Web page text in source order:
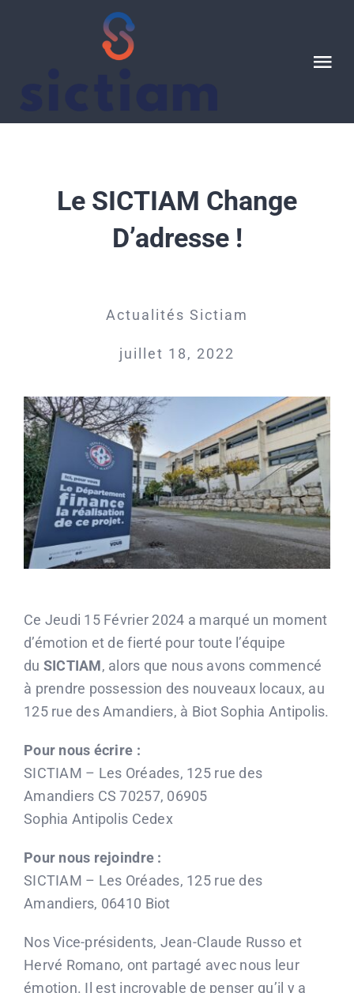
Le SICTIAM Change
D’adresse !
Actualités Sictiam
juillet 18, 2022
Ce Jeudi 15 Février 2024 a marqué un moment
d’émotion et de fierté pour toute l’équipe
du SICTIAM, alors que nous avons commencé
à prendre possession des nouveaux locaux, au
125 rue des Amandiers, à Biot Sophia Antipolis.
Pour nous écrire :
SICTIAM – Les Oréades, 125 rue des
Amandiers CS 70257, 06905
Sophia Antipolis Cedex
Pour nous rejoindre :
SICTIAM – Les Oréades, 125 rue des
Amandiers, 06410 Biot
Nos Vice-présidents, Jean-Claude Russo et
Hervé Romano, ont partagé avec nous leur
émotion. Il est incroyable de penser qu’il y a